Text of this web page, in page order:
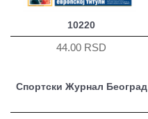
10220
44.00 RSD
Спортски Журнал Београд